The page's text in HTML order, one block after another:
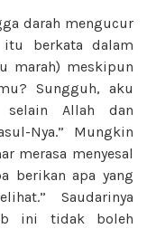
darah mengucur
berkata dalam
marah) meskipun
Sungguh, aku
Allah dan
Nya.” Mungkin
merasa menyesal
berikan apa yang
Saudarinya
ini tidak boleh